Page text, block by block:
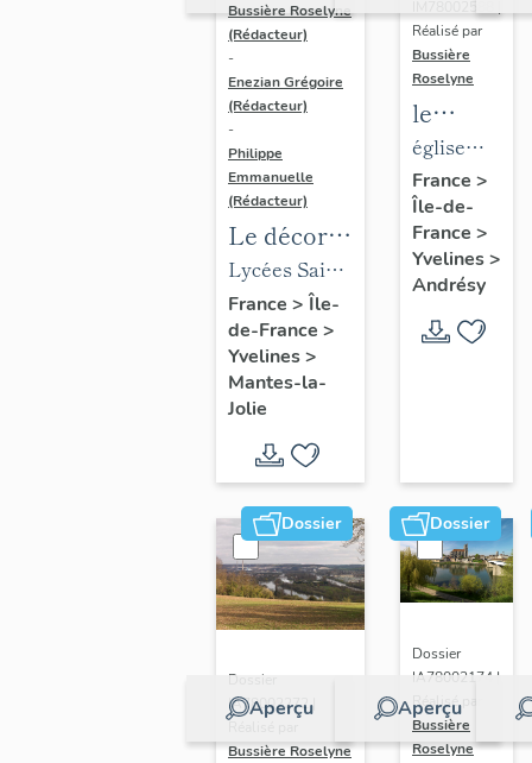
Bussière Roselyne
(Rédacteur)
-
Enezian Grégoire
(Rédacteur)
-
Philippe
Emmanuelle
(Rédacteur)
Le décor
des lycées
de Mantes
Lycées Saint-
Exupéry et
Jean Rostand
France > Île-
de-France >
Yvelines>
Mantes-la-
Jolie
Réalisé par
Bussière
Roselyne
le
mobilier
de
l'église
Saint-
Germain-
de-
Paris
église
paroissiale
Saint-
Germain
France >
Île-de-
France >
Yvelines>
Andrésy
Dossier
Aperçu
Dossier
IA78002272 |
Bussière Roselyne
Dossier
Aperçu
Dossier
IA78002174 |
Réalisé par
Bussière
Roselyne